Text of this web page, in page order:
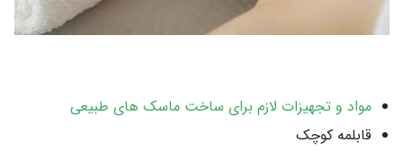
مواد و تجهیزات لازم برای ساخت ماسک های طبیعی
قابلمه کوچک